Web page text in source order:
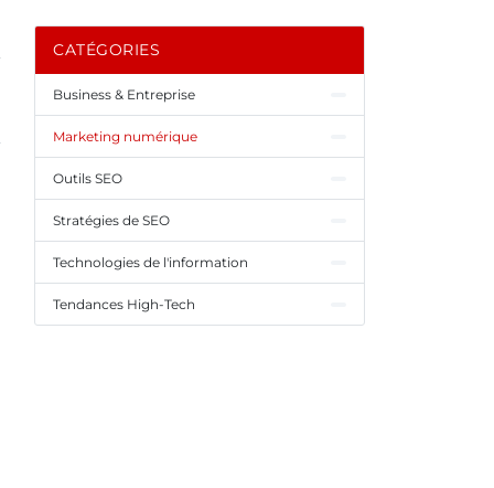
CATÉGORIES
Business & Entreprise
Marketing numérique
Outils SEO
Stratégies de SEO
Technologies de l'information
Tendances High-Tech